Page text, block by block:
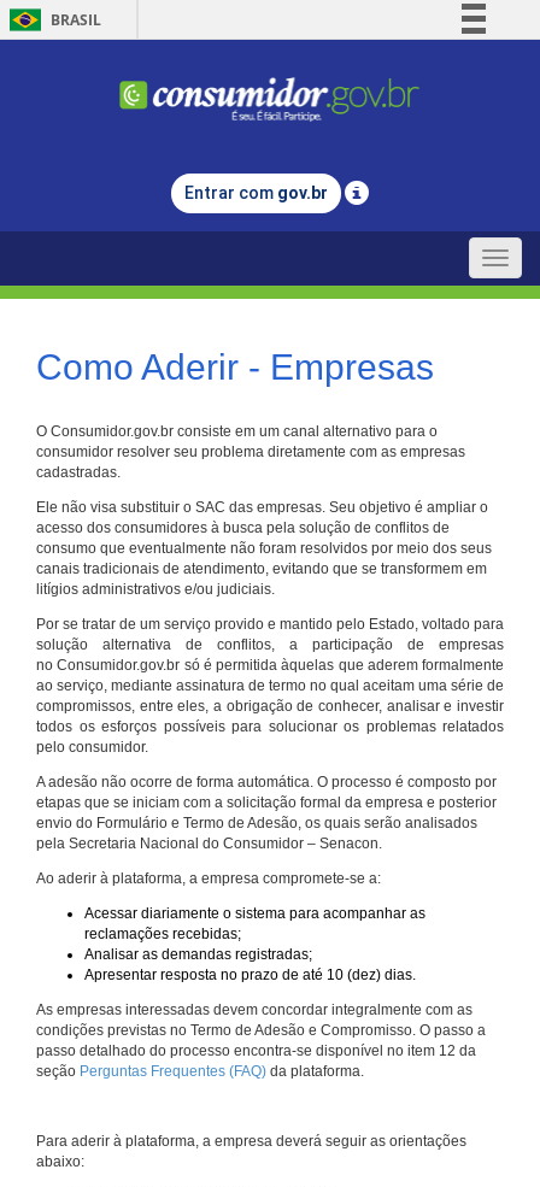
BRASIL
Comunica BR
Legislação
Entrar com gov.br
Toggle
Como Aderir - Empresas
O Consumidor.gov.br consiste em um canal alternativo para o
consumidor resolver seu problema diretamente com as empresas
cadastradas.
Ele não visa substituir o SAC das empresas. Seu objetivo é ampliar o
acesso dos consumidores à busca pela solução de conflitos de
consumo que eventualmente não foram resolvidos por meio dos seus
canais tradicionais de atendimento, evitando que se transformem em
litígios administrativos e/ou judiciais.
Por se tratar de um serviço provido e mantido pelo Estado, voltado para
solução alternativa de conflitos, a participação de empresas
no Consumidor.gov.br só é permitida àquelas que aderem formalmente
ao serviço, mediante assinatura de termo no qual aceitam uma série de
compromissos, entre eles, a obrigação de conhecer, analisar e investir
todos os esforços possíveis para solucionar os problemas relatados
pelo consumidor.
A adesão não ocorre de forma automática. O processo é composto por
etapas que se iniciam com a solicitação formal da empresa e posterior
envio do Formulário e Termo de Adesão, os quais serão analisados
pela Secretaria Nacional do Consumidor – Senacon.
Ao aderir à plataforma, a empresa compromete-se a:
Acessar diariamente o sistema para acompanhar as
reclamações recebidas;
Analisar as demandas registradas;
Apresentar resposta no prazo de até 10 (dez) dias.
As empresas interessadas devem concordar integralmente com as
condições previstas no Termo de Adesão e Compromisso. O passo a
passo detalhado do processo encontra-se disponível no item 12 da
seção Perguntas Frequentes (FAQ) da plataforma.
Para aderir à plataforma, a empresa deverá seguir as orientações
abaixo: